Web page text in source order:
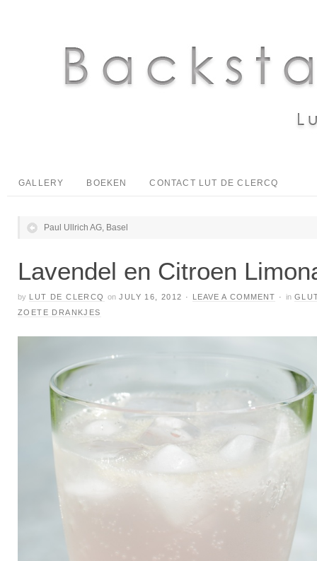
GALLERY BOEKEN CONTACT LUT DE CLERCQ
Paul Ullrich AG, Basel
Lavendel en Citroen
by LUT DE CLERCQ on JULY 16, 2012 · LEAVE A COMMENT · in
ZOETE DRANKJES